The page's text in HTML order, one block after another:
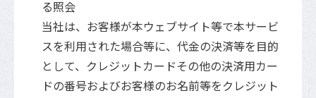
る照会
当社は、お客様が本ウェブサイト等で本サービ
スを利用された場合等に、代金の決済等を目的
として、クレジットカードその他の決済用カー
ドの番号およびお客様のお名前等をクレジット